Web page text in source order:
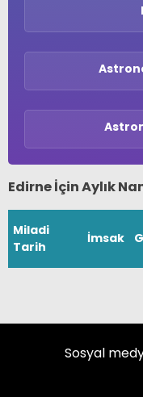
Edirne İçin Aylık
Miladi
Tarih
İmsak
Sosyal